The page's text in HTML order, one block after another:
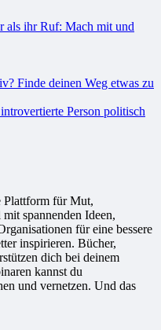
Person politisch
für Mut,
spannenden Ideen,
für eine bessere
inspirieren. Bücher,
dich bei deinem
kannst du
und vernetzen. Und das